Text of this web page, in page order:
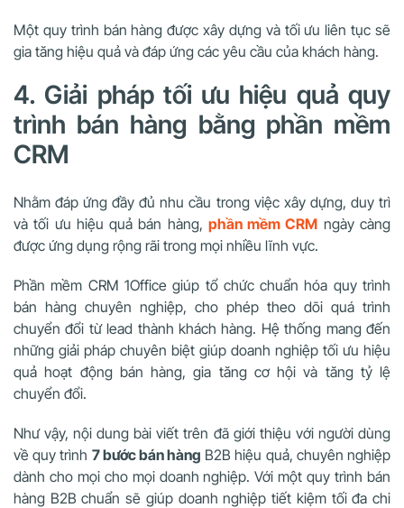
Một quy trình bán hàng được xây dựng và tối ưu liên tục sẽ
gia tăng hiệu quả và đáp ứng các yêu cầu của khách hàng.
4. Giải pháp tối ưu hiệu quả quy
trình bán hàng bằng phần mềm
CRM
Nhằm đáp ứng đầy đủ nhu cầu trong việc xây dựng, duy trì
và tối ưu hiệu quả bán hàng, phần mềm CRM ngày càng
được ứng dụng rộng rãi trong mọi nhiều lĩnh vực.
Phần mềm CRM 1Office giúp tổ chức chuẩn hóa quy trình
bán hàng chuyên nghiệp, cho phép theo dõi quá trình
chuyển đổi từ lead thành khách hàng. Hệ thống mang đến
những giải pháp chuyên biệt giúp doanh nghiệp tối ưu hiệu
quả hoạt động bán hàng, gia tăng cơ hội và tăng tỷ lệ
chuyển đổi.
Như vậy, nội dung bài viết trên đã giới thiệu với người dùng
về quy trình 7 bước bán hàng B2B hiệu quả, chuyên nghiệp
dành cho mọi cho mọi doanh nghiệp. Với một quy trình bán
hàng B2B chuẩn sẽ giúp doanh nghiệp tiết kiệm tối đa chi